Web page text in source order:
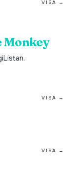
VISA →
Monkey
VISA →
VISA →